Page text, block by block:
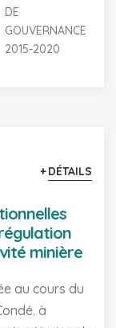
DE
GOUVERNANCE
2015-2020
DÉTAILS
minière
au cours du
à